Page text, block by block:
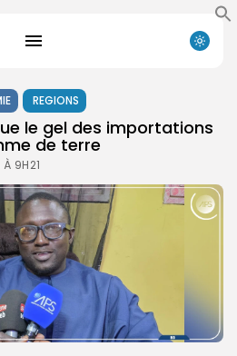
REGIONS
le gel des importations
de terre
9H21